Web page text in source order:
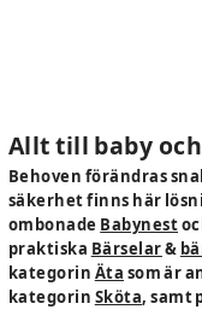
Allt till baby
Behoven förändras
säkerhet finns här
ombonade Babynest
praktiska Bärselar&
kategorin Äta som är
kategorin Sköta, samt